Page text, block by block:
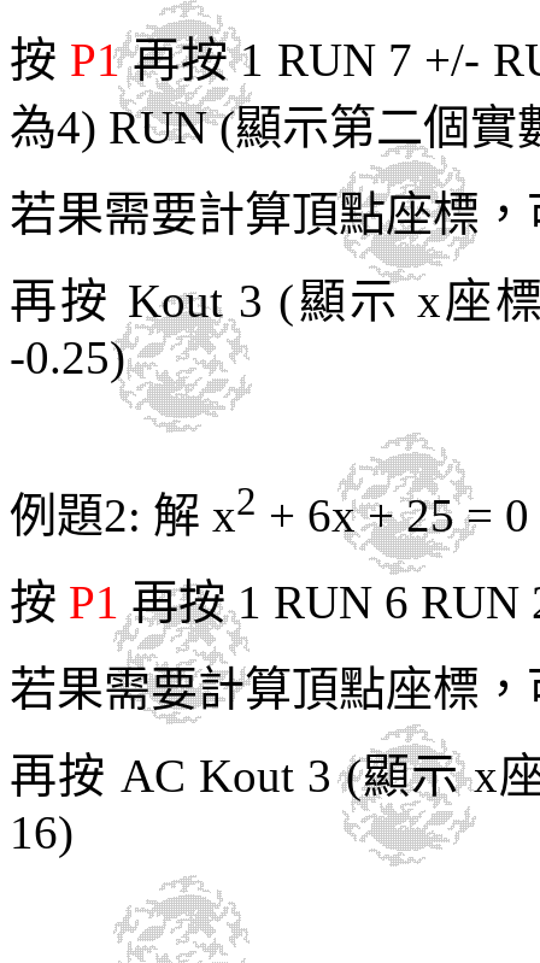
按 P1 再按1 RUN7 +/-
為4) RUN (顯示第二個實
若果需要計算頂點座標，
再按 Kout 3 (顯示 x座
-0.25)
例題2: 解 x2 + 6x + 25 = 0
按 P1 再按1 RUN 6 RUN
若果需要計算頂點座標，
再按 AC Kout 3 (顯示 x
16)